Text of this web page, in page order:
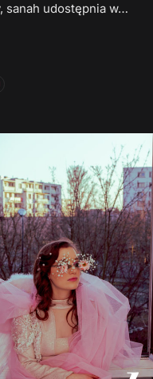
sanah udostępnia w…